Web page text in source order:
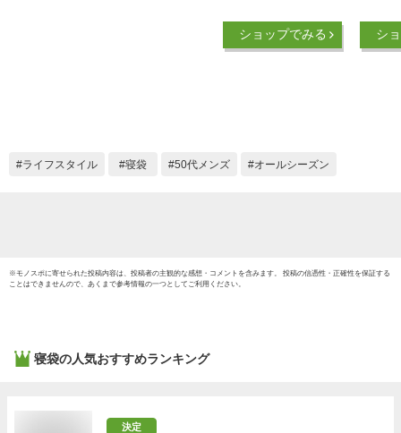
ンパクト スリーピン
グバッグ シュラフザ
泊 ad111 防災 避難
ショップでみる
夏 フ
トド
シ
ライフスタイル 寝袋 50代メンズ オールシーズン
※モノスポに寄せられた投稿内容は、投稿者の主観的な感想・コメントを含みます。 投稿の信憑性・正確性を保証する
ことはできませんので、あくまで参考情報の一つとしてご利用ください。
寝袋の人気おすすめランキング
決定